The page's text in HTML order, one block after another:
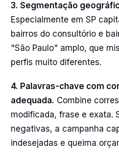
3. Segmentação
Especialmente em SP
bairros do consultório e
"São Paulo" amplo, que
perfis muito diferentes.
4. Palavras-chave com
adequada. Combine
modificada, frase e exata.
negativas, a campanha
indesejadas e queima